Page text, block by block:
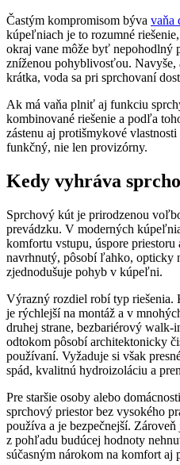
Častým kompromisom býva vaňa
kúpeľniach je to rozumné
okraj vane môže byť nepohodlný
zníženou pohyblivosťou. Navyše,
krátka, voda sa pri sprchovaní
Ak má vaňa plniť aj funkciu
kombinované riešenie a podľa
zástenu aj protišmykové
funkčný, nie len provizórny.
Kedy vyhráva
Sprchový kút je prirodzenou
prevádzku. V moderných
komfortu vstupu, úspore
navrhnutý, pôsobí ľahko, opticky
zjednodušuje pohyb v kúpeľni.
Výrazný rozdiel robí typ riešenia.
je rýchlejší na montáž a v
druhej strane, bezbariérový
odtokom pôsobí architektonicky
používaní. Vyžaduje si však
spád, kvalitnú hydroizoláciu a
Pre staršie osoby alebo
sprchový priestor bez vysokého
používa a je bezpečnejší.
z pohľadu budúcej hodnoty
súčasným nárokom na komfort aj